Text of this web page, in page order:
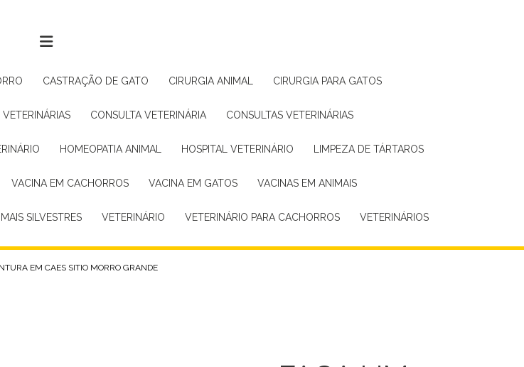
CASTRAÇÃO DE GATO CIRURGIA ANIMAL CIRURGIA PARA GATOS
VETERINÁRIAS CONSULTA VETERINÁRIA CONSULTAS VETERINÁRIAS
HOMEOPATIA ANIMAL HOSPITAL VETERINÁRIO LIMPEZA DE TÁRTAROS
VACINA EM CACHORROS VACINA EM GATOS VACINAS EM ANIMAIS
SILVESTRES VETERINÁRIO VETERINÁRIO PARA CACHORROS VETERINÁRIOS
EM CAES SITIO MORRO GRANDE